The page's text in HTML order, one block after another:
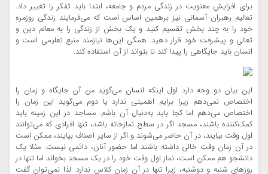
برای افزایش معنویت در زندگی مردم و جامعه، ابتدا باید تفکر را تغییر داد.
تعالیم رهبران آسمانی نیز برهمین اساس است که می‌فرمایند زندگی روزمره
خود را به چند بخش تقسیم کنید و یک بخش از زندگی را به معالم دین و
تعالی و پیشرفت خود قرار دهید. همگی این‌ها نیازمند منبع تعلیمی است و
انسان باید جایگاهی را پیدا کند تا بتواند از آن استفاده کند.
این بیان دو وجه دارد اول اینکه انسان می‌گوید من آن جایگاه و زمان را
اختصاص نمی‌دهم زیرا برایم اهمیتی ندارد یا دوم می‌گوید این زمان را
اختصاص می‌دهم اما کجا باید به‌دنبال آن باشم. مساجد در این زمینه باید
کمک‌کننده باشند، مسجد اگر در سطح نمازخانه باشد، تنها افرادی که می‌توانند
اول وقت بیایند، در آن حاضر می‌شوند و اگر از سایر اصناف بیایند، ممکن است
در آن زمان وقت خالی داشته باشند اما حضور آنان، دائمی نیست. مثلا یک
دانشجو هم ممکن است، نماز اول وقت خود را در یک مسجد بخواند اما تنها در
روزهای شنبه و دوشنبه، زیرا تنها در آن زمان کلاس ندارد. لذا نمی‌توان گفت